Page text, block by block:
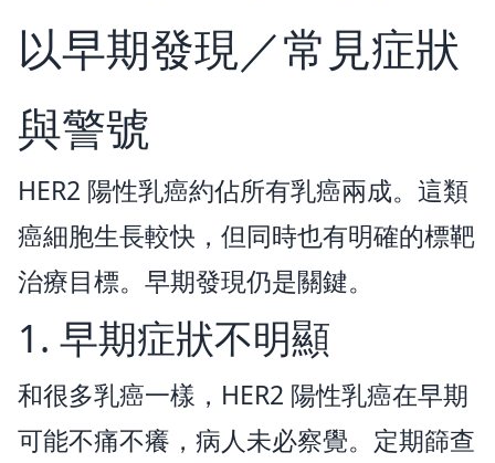
以早期發現／常見症狀
與警號
HER2 陽性乳癌約佔所有乳癌兩成。這類
癌細胞生長較快，但同時也有明確的標靶
治療目標。早期發現仍是關鍵。
1. 早期症狀不明顯
和很多乳癌一樣，HER2 陽性乳癌在早期
可能不痛不癢，病人未必察覺。定期篩查